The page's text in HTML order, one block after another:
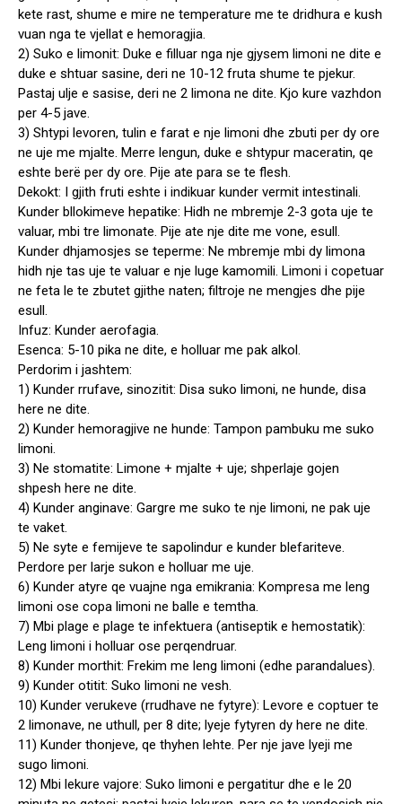
kete rast, shume e mire ne temperature me te dridhura e kush
vuan nga te vjellat e hemoragjia.
2) Suko e limonit: Duke e filluar nga nje gjysem limoni ne dite e
duke e shtuar sasine, deri ne 10-12 fruta shume te pjekur.
Pastaj ulje e sasise, deri ne 2 limona ne dite. Kjo kure vazhdon
per 4-5 jave.
3) Shtypi levoren, tulin e farat e nje limoni dhe zbuti per dy ore
ne uje me mjalte. Merre lengun, duke e shtypur maceratin, qe
eshte berë per dy ore. Pije ate para se te flesh.
Dekokt: I gjith fruti eshte i indikuar kunder vermit intestinali.
Kunder bllokimeve hepatike: Hidh ne mbremje 2-3 gota uje te
valuar, mbi tre limonate. Pije ate nje dite me vone, esull.
Kunder dhjamosjes se teperme: Ne mbremje mbi dy limona
hidh nje tas uje te valuar e nje luge kamomili. Limoni i copetuar
ne feta le te zbutet gjithe naten; filtroje ne mengjes dhe pije
esull.
Infuz: Kunder aerofagia.
Esenca: 5-10 pika ne dite, e holluar me pak alkol.
Perdorim i jashtem:
1) Kunder rrufave, sinozitit: Disa suko limoni, ne hunde, disa
here ne dite.
2) Kunder hemoragjive ne hunde: Tampon pambuku me suko
limoni.
3) Ne stomatite: Limone + mjalte + uje; shperlaje gojen
shpesh here ne dite.
4) Kunder anginave: Gargre me suko te nje limoni, ne pak uje
te vaket.
5) Ne syte e femijeve te sapolindur e kunder blefariteve.
Perdore per larje sukon e holluar me uje.
6) Kunder atyre qe vuajne nga emikrania: Kompresa me leng
limoni ose copa limoni ne balle e temtha.
7) Mbi plage e plage te infektuera (antiseptik e hemostatik):
Leng limoni i holluar ose perqendruar.
8) Kunder morthit: Frekim me leng limoni (edhe parandalues).
9) Kunder otitit: Suko limoni ne vesh.
10) Kunder verukeve (rrudhave ne fytyre): Levore e coptuer te
2 limonave, ne uthull, per 8 dite; lyeje fytyren dy here ne dite.
11) Kunder thonjeve, qe thyhen lehte. Per nje jave lyeji me
sugo limoni.
12) Mbi lekure vajore: Suko limoni e pergatitur dhe e le 20